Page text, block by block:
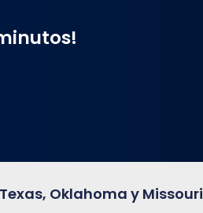
Oklahoma y Missouri